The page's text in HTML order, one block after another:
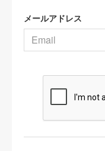
メールアドレス